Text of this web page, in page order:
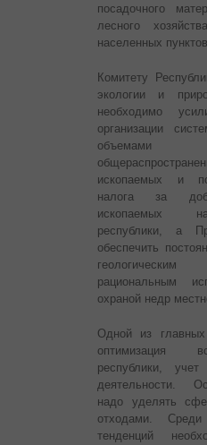
посадочного
лесного
населенных
Комитету
экологии и
необходимо
организации
объемами
ископаемых и
налога за
ископаемых
республики, а
обеспечить
рациональным
охраной недр
Одной из
оптимизация
республики,
деятельности.
надо уделять
отходами. Среди
тенденций